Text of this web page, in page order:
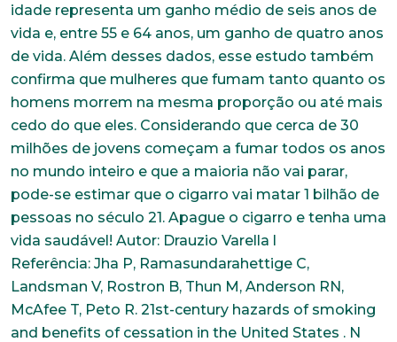
idade representa um ganho médio de seis anos de
vida e, entre 55 e 64 anos, um ganho de quatro anos
de vida. Além desses dados, esse estudo também
confirma que mulheres que fumam tanto quanto os
homens morrem na mesma proporção ou até mais
cedo do que eles. Considerando que cerca de 30
milhões de jovens começam a fumar todos os anos
no mundo inteiro e que a maioria não vai parar,
pode-se estimar que o cigarro vai matar 1 bilhão de
pessoas no século 21. Apague o cigarro e tenha uma
vida saudável! Autor: Drauzio Varella l
Referência: Jha P, Ramasundarahettige C,
Landsman V, Rostron B, Thun M, Anderson RN,
McAfee T, Peto R. 21st-century hazards of smoking
and benefits of cessation in the United States . N
Trabalhe conosco
Faça parte de uma instituição sólida, ética e